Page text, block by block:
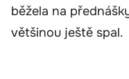
běžela na
většinou ještě spal.